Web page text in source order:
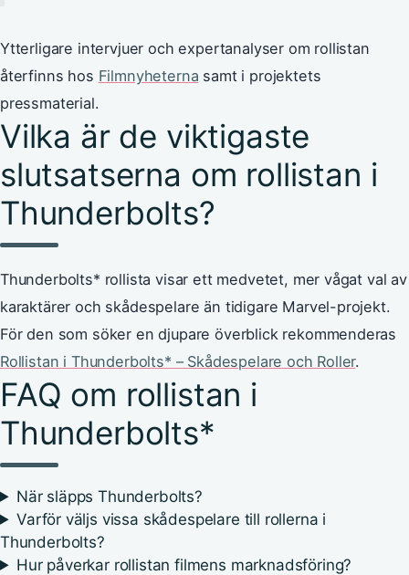
Ytterligare intervjuer och expertanalyser om rollistan
återfinns hos Filmnyheterna samt i projektets
pressmaterial.
Vilka är de viktigaste
slutsatserna om rollistan i
Thunderbolts?
Thunderbolts* rollista visar ett medvetet, mer vågat val av
karaktärer och skådespelare än tidigare Marvel-projekt.
För den som söker en djupare överblick rekommenderas
Rollistan i Thunderbolts* – Skådespelare och Roller.
FAQ om rollistan i
Thunderbolts*
När släpps Thunderbolts?
Varför väljs vissa skådespelare till rollerna i
Thunderbolts?
Hur påverkar rollistan filmens marknadsföring?